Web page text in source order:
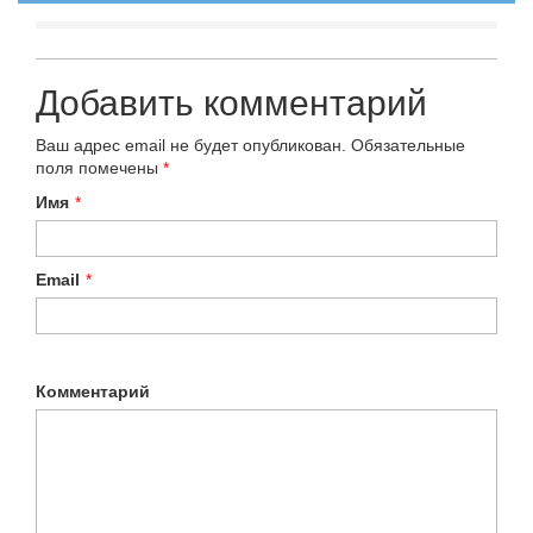
Добавить комментарий
Ваш адрес email не будет опубликован. Обязательные
поля помечены *
Имя *
Email *
Комментарий